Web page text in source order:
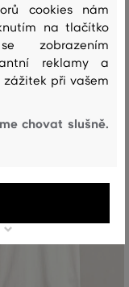
+7 1 299 Kč
+3 další
cookies nám
na tlačítko
zobrazením
reklamy a
při vašem
chovat slušně.